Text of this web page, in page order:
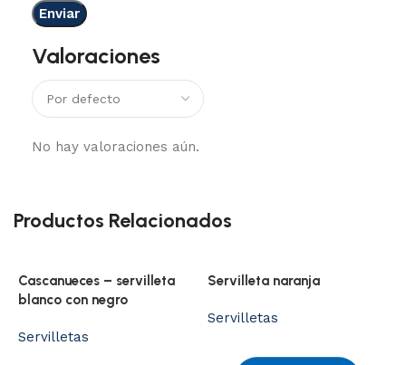
Valoraciones
No hay valoraciones aún.
Productos Relacionados
Cascanueces – servilleta
blanco con negro
Servilletas
Servilleta naranja
Servilletas